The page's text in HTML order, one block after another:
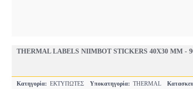
THERMAL LABELS NIIMBOT STICKERS 40X30 MM -
Κατηγορία: ΕΚΤΥΠΩΤΕΣ Υποκατηγορία: THERMAL